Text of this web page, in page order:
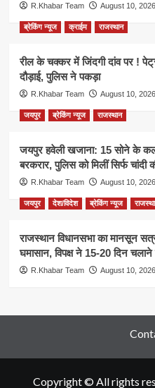
R.Khabar Team August 10, 2026
ब्रेकिंग न्यूज क्राईम राजस्थान
रील के चक्कर में जिंदगी दांव पर !
दौड़ाई, पुलिस ने पकड़ा
R.Khabar Team August 10, 2026
जयपुर ब्रेकिंग न्यूज राजस्थान
जयपुर हवेली खजाना: 15 सोने के
बरकरार, पुलिस को मिलीं सिर्फ चांदी
R.Khabar Team August 10, 2026
जयपुर देश/विदेश ब्रेकिंग न्यूज
राजस्थान विधानसभा का मानसून
घमासान, विपक्ष ने 15-20 दिन चलाने
R.Khabar Team August 10, 2026
Copyright © All rights